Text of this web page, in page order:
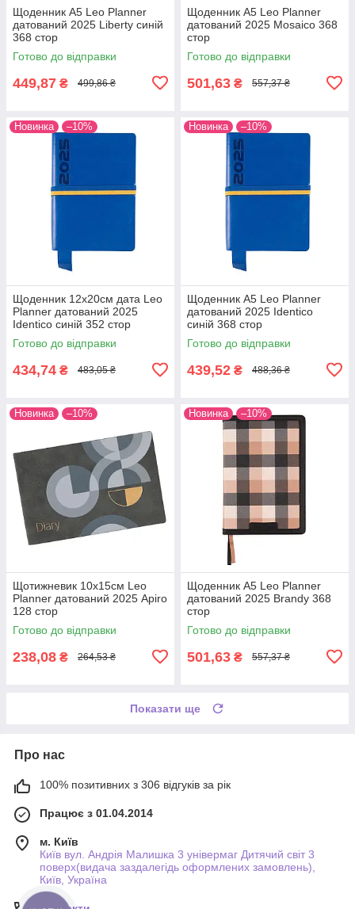
Щоденник А5 Leo Planner
датований 2025 Liberty синій
368 стор
Готово до відправки
449,87 ₴ 499,86 ₴
Щоденник А5 Leo Planner
датований 2025 Mosaico 368
стор
Готово до відправки
501,63 ₴ 557,37 ₴
Новинка –10%
Щоденник 12х20cм дата Leo
Planner датований 2025
Identico синій 352 стор
Готово до відправки
434,74 ₴ 483,05 ₴
Новинка –10%
Щоденник А5 Leo Planner
датований 2025 Identico
синій 368 стор
Готово до відправки
439,52 ₴ 488,36 ₴
Новинка –10%
Щотижневик 10х15см Leo
Planner датований 2025 Apiro
128 стор
Готово до відправки
238,08 ₴ 264,53 ₴
Новинка –10%
Щоденник А5 Leo Planner
датований 2025 Brandy 368
стор
Готово до відправки
501,63 ₴ 557,37 ₴
Показати ще
Про нас
100% позитивних з 306 відгуків за рік
Працює з 01.04.2014
м. Київ
Київ вул. Андрія Малишка 3 універмаг Дитячий світ 3
поверх(видача заздалегідь оформлених замовлень),
Київ, Україна